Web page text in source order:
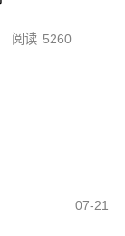
阅读 5260
07-21